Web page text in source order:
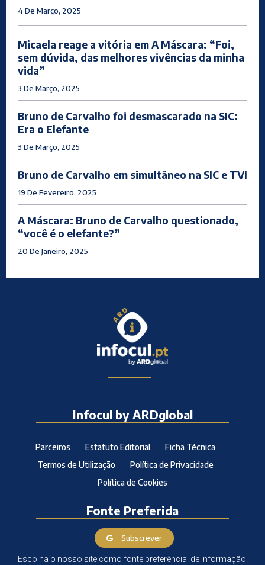
4 De Março, 2025
Micaela reage a vitória em A Máscara: “Foi,
sem dúvida, das melhores vivências da minha
vida”
3 De Março, 2025
Bruno de Carvalho foi desmascarado na SIC:
Era o Elefante
3 De Março, 2025
Bruno de Carvalho em simultâneo na SIC e TVI
19 De Fevereiro, 2025
A Máscara: Bruno de Carvalho questionado,
“você é o elefante?”
20 De Janeiro, 2025
Infocul by ARDglobal
Parceiros Estatuto Editorial
Ficha Técnica
Termos de Utilização
Política de Privacidade
Política de Cookies
Fonte Preferida
Subscrever
Escolha o nosso site como fonte preferêncial de informação.